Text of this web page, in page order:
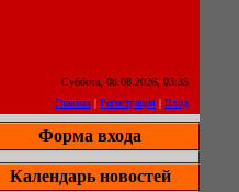
Суббота, 08.08.2026, 03:35
Главная | Регистрация | Вход
Форма входа
Календарь новостей